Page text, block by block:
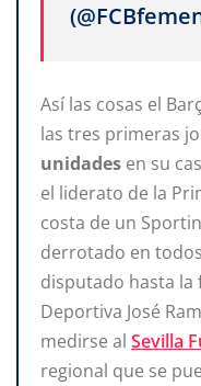
Así las cosas el
las tres primeras
unidades en su
el liderato de la
costa de un
derrotado en
disputado hasta la
Deportiva José
medirse al Sevilla
regional que se